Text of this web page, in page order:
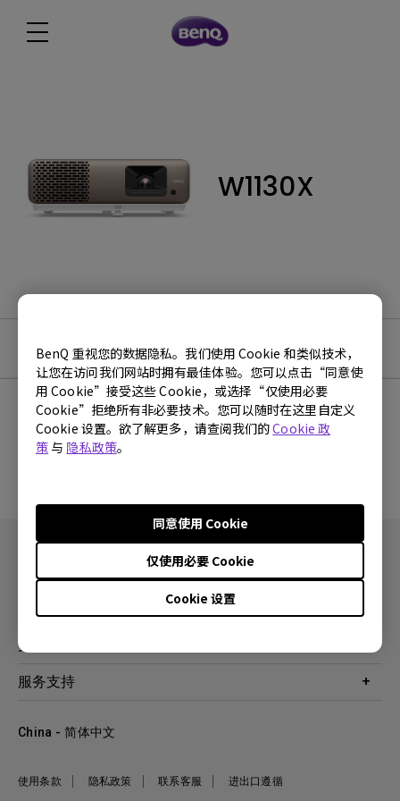
BenQ 重视您的数据隐私。我们使用 Cookie 和类似技术，
让您在访问我们网站时拥有最佳体验。您可以点击“同意使
用 Cookie”接受这些 Cookie，或选择“仅使用必要
Cookie”拒绝所有非必要技术。您可以随时在这里自定义
Cookie 设置。欲了解更多，请查阅我们的Cookie 政
策 与 隐私政策。
Cookie 设置
仅使用必要 Cookie
同意使用 Cookie
W1130X
软件下载
没有软件与驱动程序
产品
WiT智能灯
关于明基
公司简介
企业社会责任
服务支持
档案下载与常见问题
使用条款
隐私政策 联系客服 进出口遵循
China - 简体中文